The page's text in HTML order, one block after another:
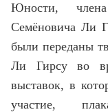
Юности,
Семёновича Ли
были переданы
Ли Гирсу во
выставок, в
участие,